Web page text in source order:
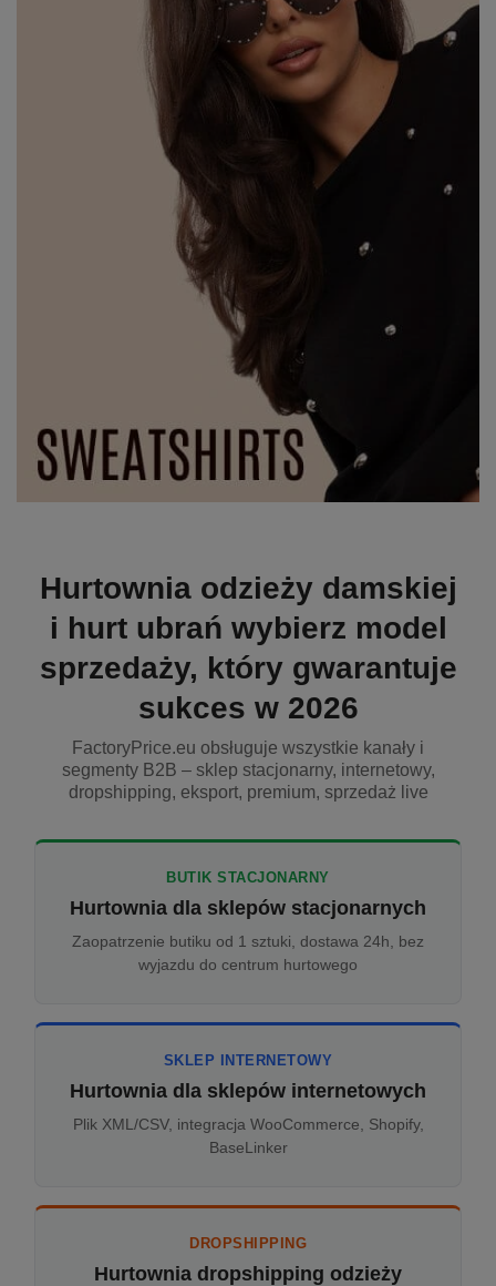
Hurtownia odzieży damskiej
i hurt ubrań wybierz model
sprzedaży, który gwarantuje
sukces w 2026
FactoryPrice.eu obsługuje wszystkie kanały i
segmenty B2B – sklep stacjonarny, internetowy,
dropshipping, eksport, premium, sprzedaż live
BUTIK STACJONARNY
Hurtownia dla sklepów stacjonarnych
Zaopatrzenie butiku od 1 sztuki, dostawa 24h, bez
wyjazdu do centrum hurtowego
SKLEP INTERNETOWY
Hurtownia dla sklepów internetowych
Plik XML/CSV, integracja WooCommerce, Shopify,
BaseLinker
DROPSHIPPING
Hurtownia dropshipping odzieży